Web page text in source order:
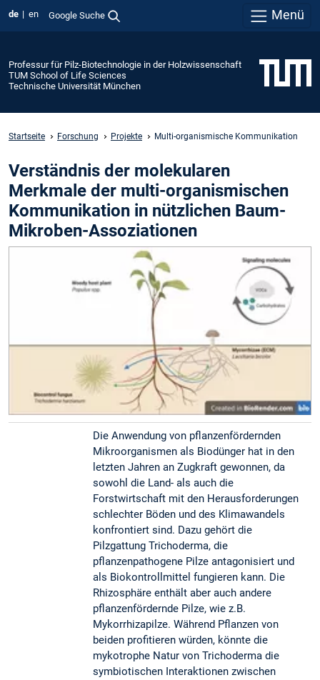
de en Google Suche Menü
Professur für Pilz-Biotechnologie in der Holzwissenschaft
TUM School of Life Sciences
Technische Universität München
Startseite Forschung Projekte Multi-organismische Kommunikation
Verständnis der molekularen
Merkmale der multi-organismischen
Kommunikation in nützlichen Baum-
Mikroben-Assoziationen
Die Anwendung von pflanzenfördernden
Mikroorganismen als Biodünger hat in den
letzten Jahren an Zugkraft gewonnen, da
sowohl die Land- als auch die
Forstwirtschaft mit den Herausforderungen
schlechter Böden und des Klimawandels
konfrontiert sind. Dazu gehört die
Pilzgattung Trichoderma, die
pflanzenpathogene Pilze antagonisiert und
als Biokontrollmittel fungieren kann. Die
Rhizosphäre enthält aber auch andere
pflanzenfördernde Pilze, wie z.B.
Mykorrhizapilze. Während Pflanzen von
beiden profitieren würden, könnte die
mykotrophe Natur von Trichoderma die
symbiotischen Interaktionen zwischen